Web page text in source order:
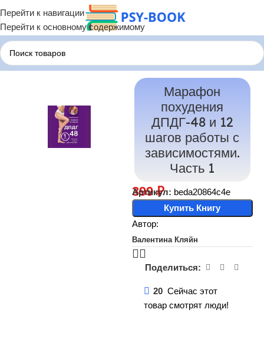
Перейти к навигации
Перейти к основному содержимому
Главная Терапия по Состояниям Терапия РПП
Марафон
похудения
ДПДГ-48 и 12
шагов работы с
зависимостями.
Часть 1
Артикул: beda20864c4e
399₽
Купить Книгу
Автор:
Валентина Кляйн
Поделиться:
20 Сейчас этот
товар смотрят люди!